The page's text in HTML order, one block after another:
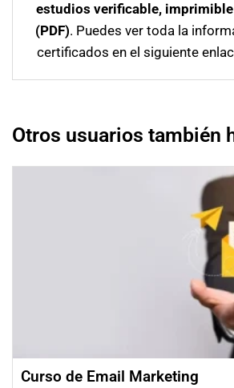
estudios verificable,
(PDF). Puedes ver toda la
certificados en el siguiente
Otros usuarios también
Curso de Email Marketing